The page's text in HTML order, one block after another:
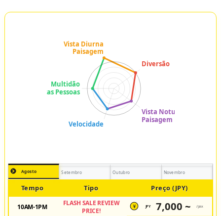
Agosto Setembro Outubro Novembro
Tempo Tipo Preço (JPY)
10AM-1PM
FLASH SALE REVIEW
PRICE!
¥ JPY 7,000 ~ /pax